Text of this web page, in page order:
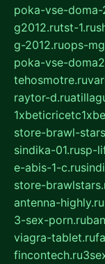
poka-vse-doma-
g2012.rutst-1.ru
g-2012.ruops-
poka-vse-
tehosmotre.ru
raytor-d.ru
store-brawl-
sindika-01.rusp-
e-abis-1-c.ru
store-
antenna-highly.ru
3-sex-porn.ru
viagra-tablet.ru
fincontech.ru